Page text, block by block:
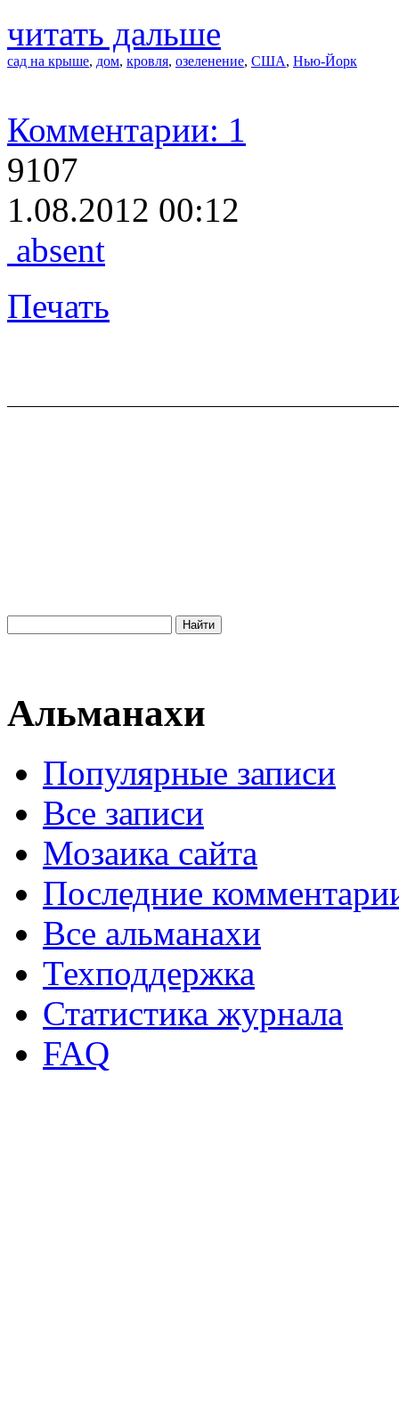
читать дальше
сад на крыше, дом, кровля, озеленение, США, Нью-Йорк
Комментарии: 1
9107
1.08.2012 00:12
absent
Печать
Альманахи
Популярные записи
Все записи
Мозаика сайта
Последние
Все альманахи
Техподдержка
Статистика журнала
FAQ